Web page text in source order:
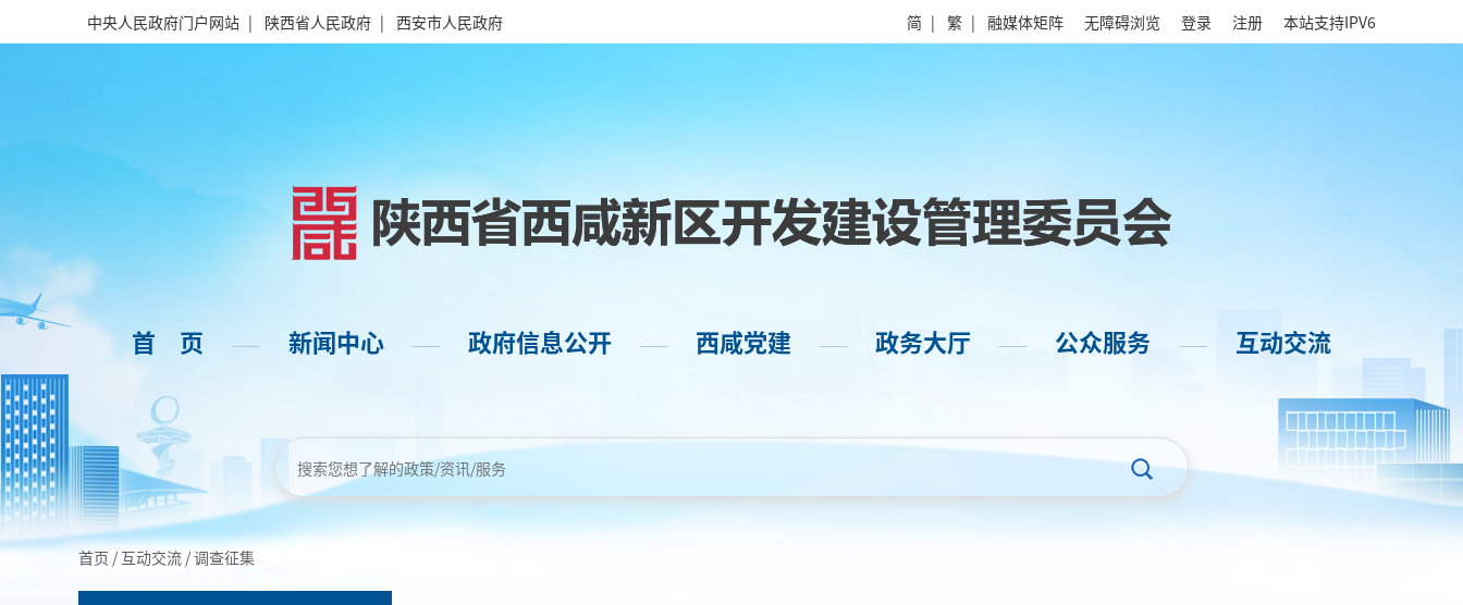
中央人民政府门户网站 | 陕西省人民政府 | 西安市人民政府 简 | 繁 | 融媒体矩阵 无障碍浏览 登录 注册 本站支持IPV6
首 页 —— 新闻中心 —— 政府信息公开 —— 西咸党建 —— 政务大厅 —— 公众服务 —— 互动交流
首页 / 互动交流 /调查征集